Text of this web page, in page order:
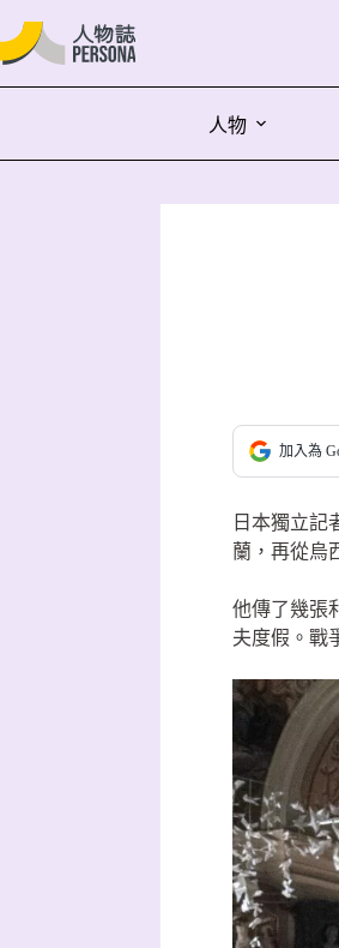
人物
加入為
日本獨立記
蘭，再從烏
他傳了幾張
夫度假。戰